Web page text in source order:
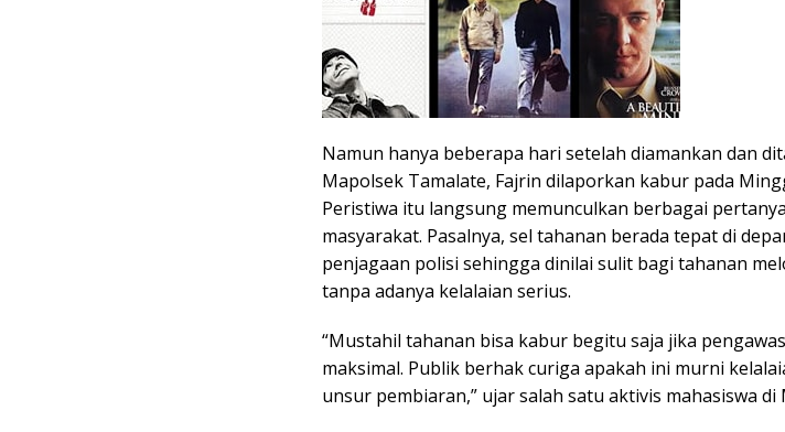
Namun hanya beberapa hari setelah diamankan dan
Mapolsek Tamalate, Fajrin dilaporkan kabur pada
Peristiwa itu langsung memunculkan berbagai
masyarakat. Pasalnya, sel tahanan berada tepat di
penjagaan polisi sehingga dinilai sulit bagi tahanan
tanpa adanya kelalaian serius.
“Mustahil tahanan bisa kabur begitu saja jika
maksimal. Publik berhak curiga apakah ini murni
unsur pembiaran,” ujar salah satu aktivis mahasiswa di